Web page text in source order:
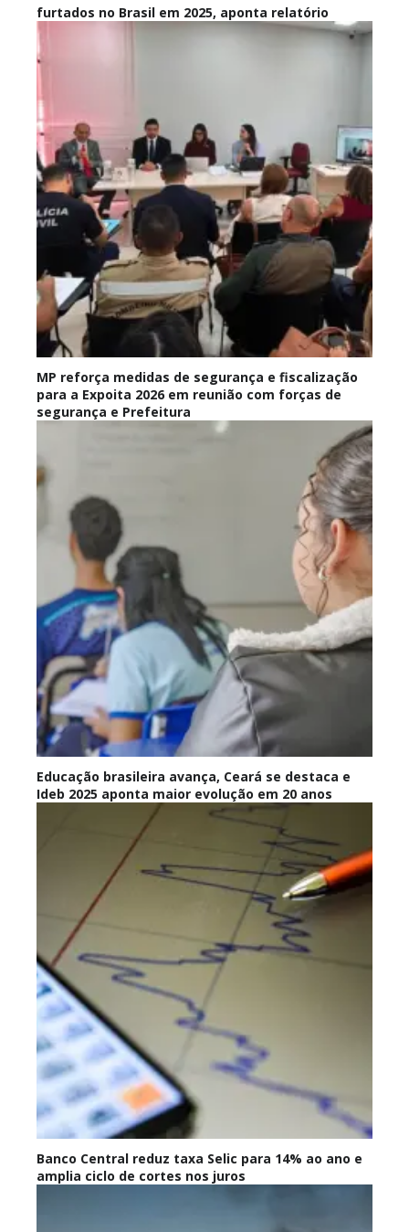
furtados no Brasil em 2025, aponta relatório
MP reforça medidas de segurança e fiscalização
para a Expoita 2026 em reunião com forças de
segurança e Prefeitura
Educação brasileira avança, Ceará se destaca e
Ideb 2025 aponta maior evolução em 20 anos
Banco Central reduz taxa Selic para 14% ao ano e
amplia ciclo de cortes nos juros